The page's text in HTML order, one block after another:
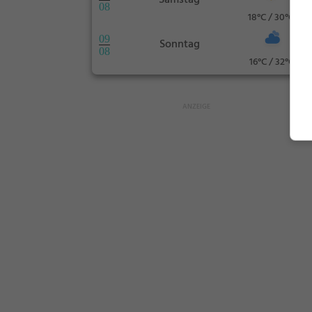
08
18°C / 30°C
09
08
Sonntag
16°C / 32°C